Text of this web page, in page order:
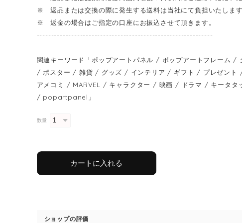
※ 返品または交換の際に発生する送料は当社にて負担いたします
※ 返金の場合はご指定の口座にお振込させて頂きます。
-------------------------------------------------------------
関連キーワード「ポップアートパネル / ポップアートフレーム
/ ポスター / 雑貨 / グッズ / インテリア / ギフト / プレゼン
アメコミ / MARVEL / キャラクター / 映画 / ドラマ / キー
/ popartpanel」
数量
カートに入れる
ショップの評価